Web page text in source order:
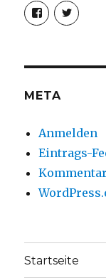
Profil
von
anzeigen
Profil
von
META
Anmelden
Eintrags-
Startseite